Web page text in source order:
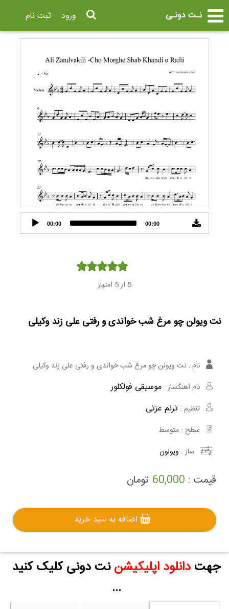
نـت دونـی ثبت نام ورود
Audio
Player
00:00 00:00
5 از 5 امتیاز
نت ویولن چو مرغ شب خواندی و رفتی علی زند وکیلی
نام : نت ویولن چو مرغ شب خواندی و رفتی علی زند وکیلی
نام آهنگساز : موسیقی فولکلور
تنظیم : ترنم عزتی
سطح : متوسط
ساز : ویولون
قیمت : 60,000 تومان
اضافه به سبد خرید
جهتدانلود اپلیکیشن نت دونی کلیک کنید
...